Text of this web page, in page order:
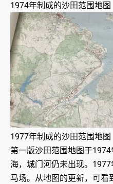
1974年制成的沙田范围地图
1977年制成的沙田范围地图
第一版沙田范围地图于
海，城门河仍未出现。
马场。从地图的更新，可看